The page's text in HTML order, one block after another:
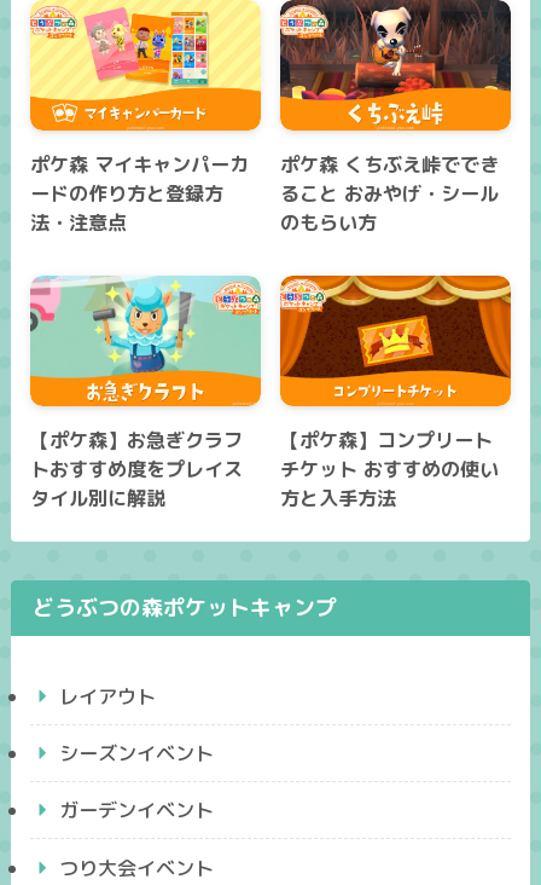
ポケ森 マイキャンパーカ
ードの作り方と登録方
法・注意点
ポケ森 くちぶえ峠ででき
ること おみやげ・シール
のもらい方
【ポケ森】お急ぎクラフ
トおすすめ度をプレイス
タイル別に解説
【ポケ森】コンプリート
チケット おすすめの使い
方と入手方法
どうぶつの森ポケットキャンプ
レイアウト
シーズンイベント
ガーデンイベント
つり大会イベント